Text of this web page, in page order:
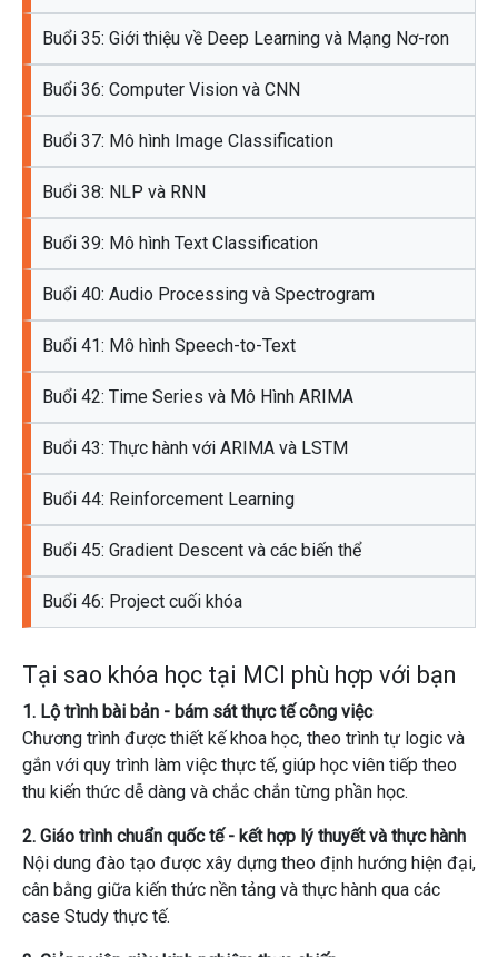
Buổi 35: Giới thiệu về Deep Learning và Mạng Nơ-ron
Buổi 36: Computer Vision và CNN
Buổi 37: Mô hình Image Classification
Buổi 38: NLP và RNN
Buổi 39: Mô hình Text Classification
Buổi 40: Audio Processing và Spectrogram
Buổi 41: Mô hình Speech-to-Text
Buổi 42: Time Series và Mô Hình ARIMA
Buổi 43: Thực hành với ARIMA và LSTM
Buổi 44: Reinforcement Learning
Buổi 45: Gradient Descent và các biến thể
Buổi 46: Project cuối khóa
Tại sao khóa học tại MCI phù hợp với bạn
1. Lộ trình bài bản - bám sát thực tế công việc
Chương trình được thiết kế khoa học, theo trình tự logic và
gắn với quy trình làm việc thực tế, giúp học viên tiếp theo
thu kiến ​​thức dễ dàng và chắc chắn từng phần học.
2. Giáo trình chuẩn quốc tế - kết hợp lý thuyết và thực hành
Nội dung đào tạo được xây dựng theo định hướng hiện đại,
cân bằng giữa kiến ​​thức nền tảng và thực hành qua các
case Study thực tế.